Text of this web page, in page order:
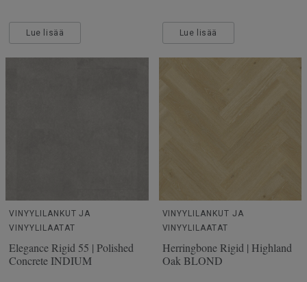
Lue lisää Lue lisää
VINYYLILANKUT JA
VINYYLILAATAT
Elegance Rigid 55 | Polished
Concrete INDIUM
VINYYLILANKUT JA
VINYYLILAATAT
Herringbone Rigid | Highland
Oak BLOND